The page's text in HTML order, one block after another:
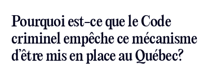
Pourquoi est-ce que le Code
criminel empêche ce mécanisme
d’être mis en place au Québec?